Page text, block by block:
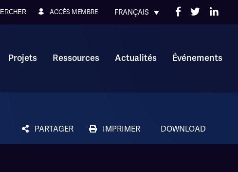
ACCÈS MEMBRE FRANÇAIS
Projets Ressources Actualités Événements
PARTAGER IMPRIMER DOWNLOAD